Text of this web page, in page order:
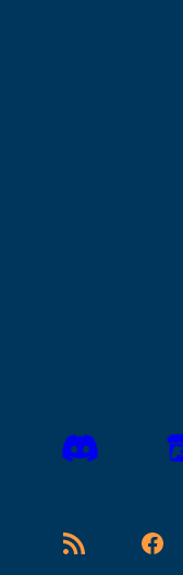
Flux RSS Facebook